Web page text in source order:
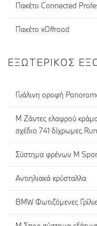
Πακέτο Connected
Πακέτο xOffroad
ΕΞΩΤΕΡΙΚΌΣ
Γυάλινη οροφή
M Ζάντες ελαφρού
σχέδιο 741 δίχρωμες
Σύστημα φρένων Μ
Αντιηλιακά κρύσταλλα
BMW Φωτιζόμενες